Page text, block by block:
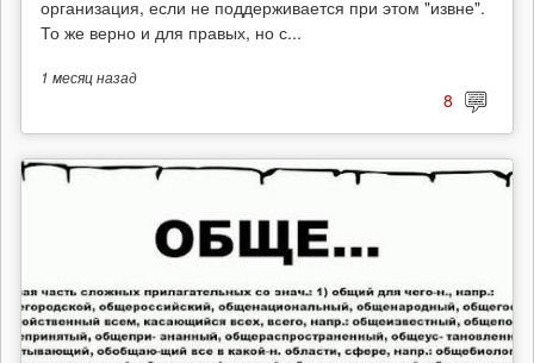
организация, если не поддерживается при этом "извне".
То же верно и для правых, но с...
1 месяцназад
8